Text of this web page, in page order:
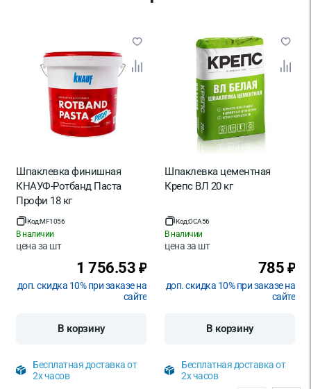
Шпаклевка финишная
КНАУФ-Ротбанд Паста
Профи 18 кг
Код:MF1056
В наличии
цена за шт
1 756.53 ₽
доп. скидка 10% при заказе на
сайте
В корзину
Бесплатная доставка от
2х часов
Шпаклевка цементная
Крепс ВЛ 20 кг
Код:OCA56
В наличии
цена за шт
785 ₽
доп. скидка 10% при заказе на
сайте
В корзину
Бесплатная доставка от
2х часов